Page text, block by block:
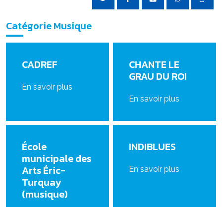
Catégorie Musique
CADREF
En savoir plus
CHANTE LE
GRAU DU ROI
En savoir plus
École
municipale des
Arts Éric-
Turquay
(musique)
INDIBLUES
En savoir plus